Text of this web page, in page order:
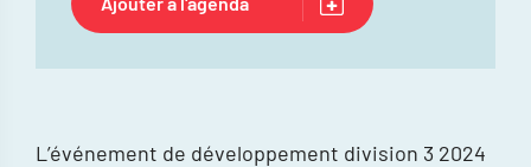
L’événement de développement division 3 2024